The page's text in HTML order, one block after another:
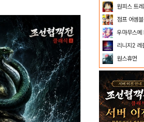
점프 어셈블
원스휴먼